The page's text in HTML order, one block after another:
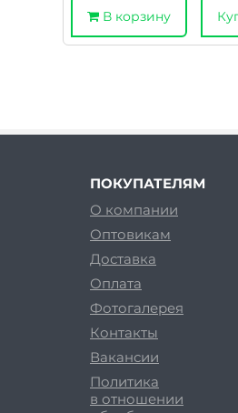
В корзину
ПОКУПАТЕЛЯМ
О компании
Оптовикам
Доставка
Оплата
Фотогалерея
Контакты
Вакансии
Политика
в отношении